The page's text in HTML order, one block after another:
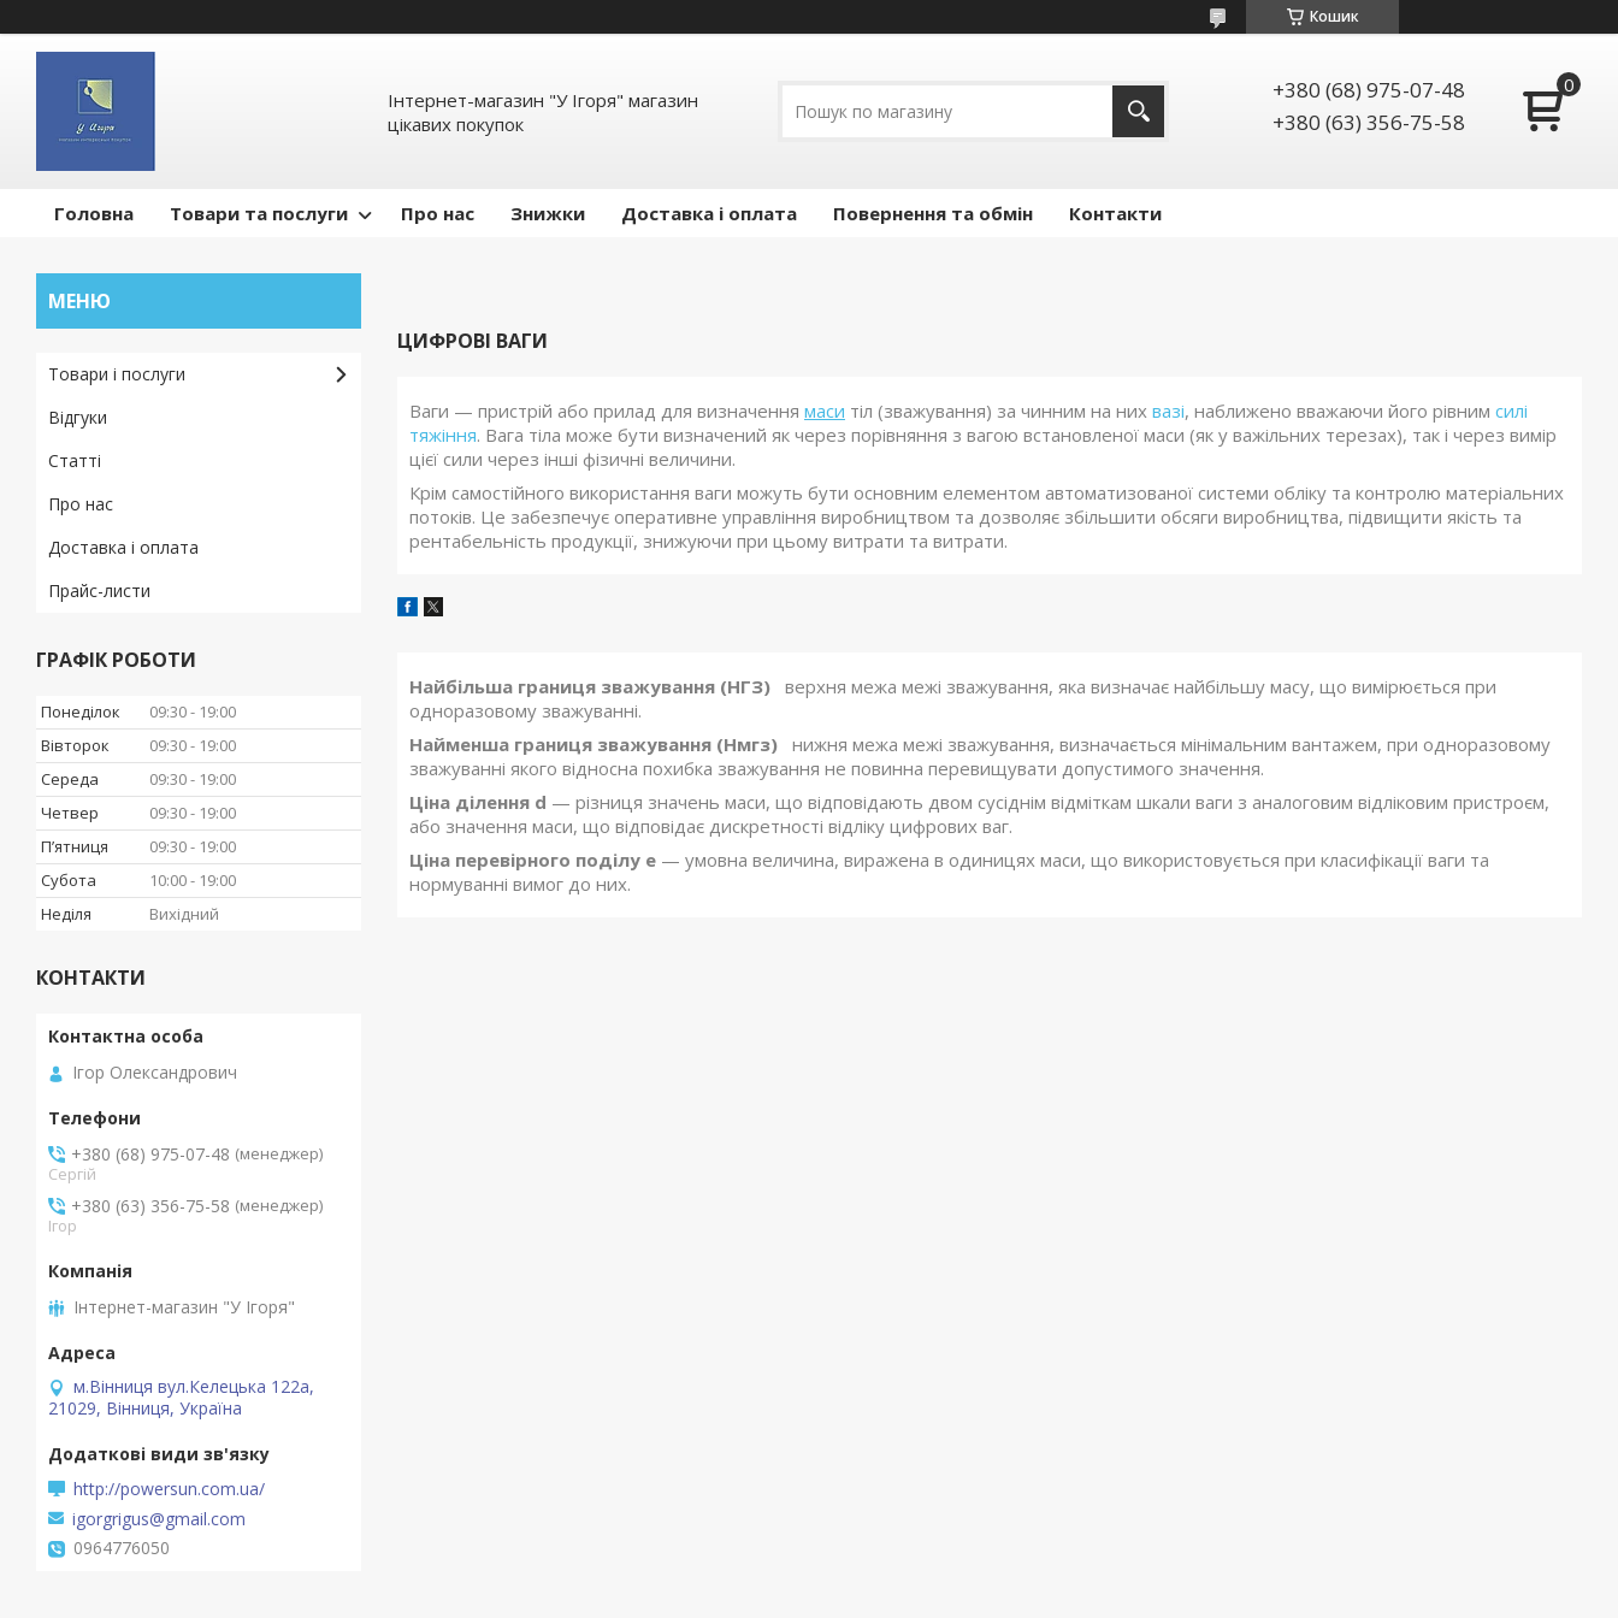
Кошик
Інтернет-магазин "У Ігоря" магазин
цікавих покупок
+380 (68) 975-07-48
+380 (63) 356-75-58
Головна Товари та послуги Про нас Знижки Доставка і оплата Повернення та обмін Контакти
ЦИФРОВІ ВАГИ
Ваги — пристрій або прилад для визначення маси тіл (зважування) за чинним на них вазі, наближено вважаючи його рівним силі
тяжіння. Вага тіла може бути визначений як через порівняння з вагою встановленої маси (як у важільних терезах), так і через вимір
цієї сили через інші фізичні величини.
Крім самостійного використання ваги можуть бути основним елементом автоматизованої системи обліку та контролю матеріальних
потоків. Це забезпечує оперативне управління виробництвом та дозволяє збільшити обсяги виробництва, підвищити якість та
рентабельність продукції, знижуючи при цьому витрати та витрати.
Найбільша границя зважування (НГЗ) верхня межа межі зважування, яка визначає найбільшу масу, що вимірюється при
одноразовому зважуванні.
Найменша границя зважування (Нмгз) нижня межа межі зважування, визначається мінімальним вантажем, при одноразовому
зважуванні якого відносна похибка зважування не повинна перевищувати допустимого значення.
Ціна ділення d — різниця значень маси, що відповідають двом сусіднім відміткам шкали ваги з аналоговим відліковим пристроєм,
або значення маси, що відповідає дискретності відліку цифрових ваг.
Ціна перевірного поділу e — умовна величина, виражена в одиницях маси, що використовується при класифікації ваги та
нормуванні вимог до них.
Товари і послуги
Відгуки
Статті
Про нас
Доставка і оплата
Прайс-листи
ГРАФІК РОБОТИ
Понеділок 09:30
19:00
Вівторок
09:30
19:00
Середа
09:30
19:00
Четвер
09:30
19:00
Пʼятниця
09:30
19:00
Субота
10:00
19:00
Неділя
Вихідний
КОНТАКТИ
Ігор Олександрович
+380 (68) 975-07-48 менеджер
Сергій
+380 (63) 356-75-58 менеджер
Ігор
Інтернет-магазин "У Ігоря"
м.Вінниця вул.Келецька 122а,
21029, Вінниця, Україна
http://powersun.com.ua/
igorgrigus@gmail.com
0964776050